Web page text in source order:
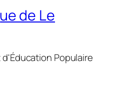
de Le
Populaire